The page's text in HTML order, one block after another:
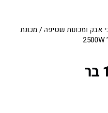
אבק ומכונות שטיפה/ מכונת
LAVOR לבור 160 בר